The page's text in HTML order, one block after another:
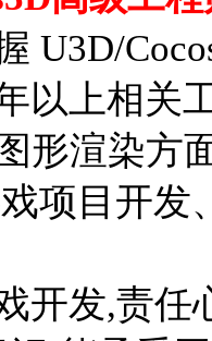
U3D/
以上相关
形渲染方
项目开发
开发,责任